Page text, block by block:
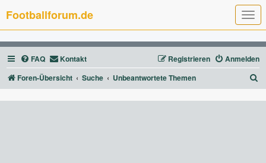
T
o
g
g
l
e
n
a
g
Footballforum.de
FAQ Kontakt Anmelden
Registrieren
Foren-Übersicht
Suche Unbeantwortete Themen
u